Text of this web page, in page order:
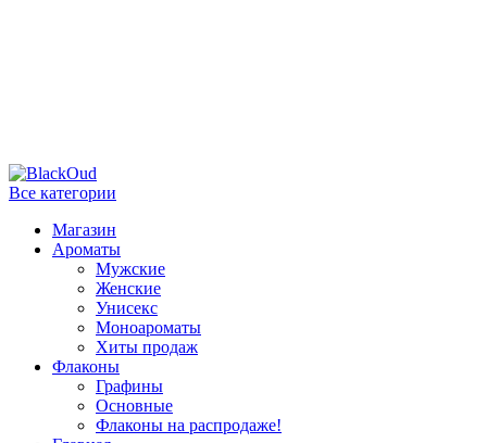
Все категории
Магазин
Ароматы
Мужские
Женские
Унисекс
Моноароматы
Хиты продаж
Флаконы
Графины
Основные
Флаконы на распродаже!